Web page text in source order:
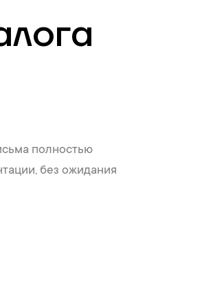
полностью
без ожидания